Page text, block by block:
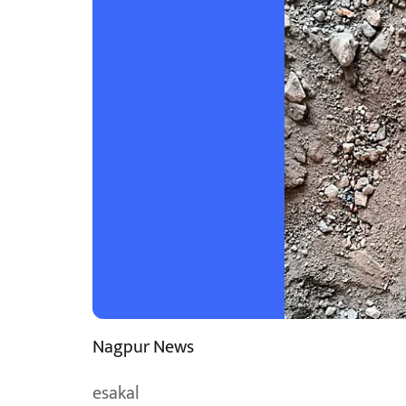
Nagpur News
esakal